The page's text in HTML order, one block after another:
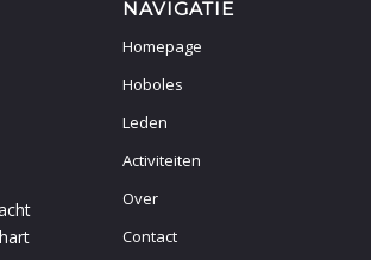
NAVIGATIE
Homepage
Hoboles
Leden
Activiteiten
Over
Contact